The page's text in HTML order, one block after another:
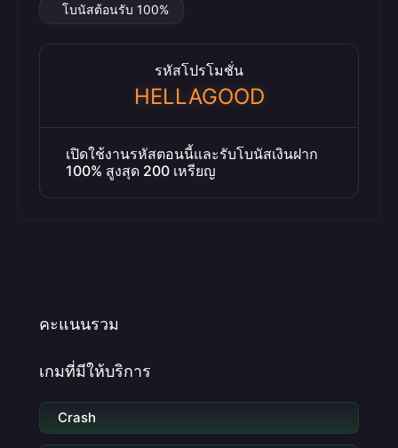
โบนัสต้อนรับ 100%
รหัสโปรโมชั่น
HELLAGOOD
เปิดใช้งานรหัสตอนนี้และรับโบนัสเงินฝาก
100% สูงสุด 200 เหรียญ
คะแนนรวม
เกมที่มีให้บริการ
Crash